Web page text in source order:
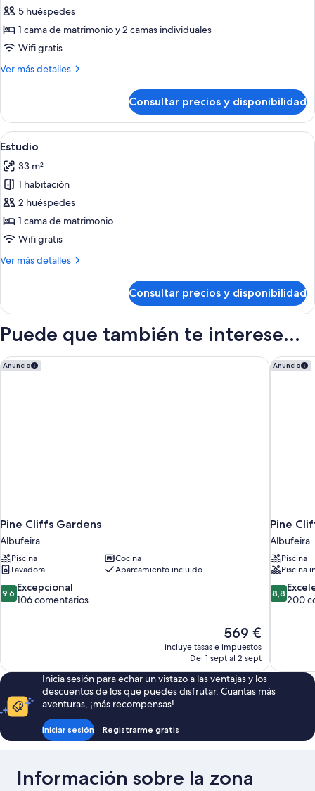
de
Apartamento
Deluxe,
habitaciones,
la
piscina
5 huéspedes
1 cama de matrimonio y 2 camas individuales
Wifi gratis
Ver más detalles
Más
Deluxe,
habitaciones,
a
la
piscina
Consultar precios y disponibilidad
Abrir
todas
las
fotos
de
Estudio
Habitación de hotel moderna con
2
Estudio
33 m²
1 habitación
2 huéspedes
1 cama de matrimonio
Wifi gratis
Ver más detalles
Más
Consultar precios y disponibilidad
Puede que también te interese...
Anuncio
Pine Cliffs Gardens
Albufeira
Piscina
Cocina
Lavadora
Aparcamiento incluido
9.6
sobre
9,6 Excepcional
106 comentarios
El
precio
actual
de
569 €
569 €
incluye tasas e impuestos
Del 1 sept al 2 sept
Pine Cliffs Gardens Anuncio
Pine
Albufeira
Piscina
Piscina
8.8
sobre
8,8
200
Pine
Inicia sesión para echar un vistazo a las ventajas y los
descuentos de los que puedes disfrutar. Cuantas más
aventuras, ¡más recompensas!
Iniciar sesión Registrarme gratis
Información sobre la zona